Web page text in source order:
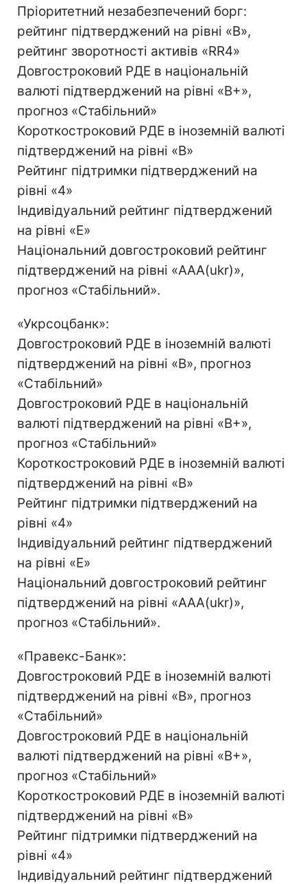
Пріоритетний незабезпечений борг:
рейтинг підтверджений на рівні «B»,
рейтинг зворотності активів «RR4»
Довгостроковий РДЕ в національній
валюті підтверджений на рівні «B+»,
прогноз «Стабільний»
Короткостроковий РДЕ в іноземній валюті
підтверджений на рівні «B»
Рейтинг підтримки підтверджений на
рівні «4»
Індивідуальний рейтинг підтверджений
на рівні «E»
Національний довгостроковий рейтинг
підтверджений на рівні «AAA(ukr)»,
прогноз «Стабільний».
«Укрсоцбанк»:
Довгостроковий РДЕ в іноземній валюті
підтверджений на рівні «B», прогноз
«Стабільний»
Довгостроковий РДЕ в національній
валюті підтверджений на рівні «B+»,
прогноз «Стабільний»
Короткостроковий РДЕ в іноземній валюті
підтверджений на рівні «B»
Рейтинг підтримки підтверджений на
рівні «4»
Індивідуальний рейтинг підтверджений
на рівні «E»
Національний довгостроковий рейтинг
підтверджений на рівні «AAA(ukr)»,
прогноз «Стабільний».
«Правекс-Банк»:
Довгостроковий РДЕ в іноземній валюті
підтверджений на рівні «B», прогноз
«Стабільний»
Довгостроковий РДЕ в національній
валюті підтверджений на рівні «B+»,
прогноз «Стабільний»
Короткостроковий РДЕ в іноземній валюті
підтверджений на рівні «B»
Рейтинг підтримки підтверджений на
рівні «4»
Індивідуальний рейтинг підтверджений